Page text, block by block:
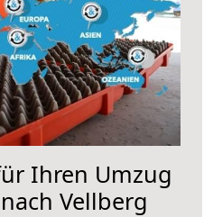
Ihren Umzug
Vellberg